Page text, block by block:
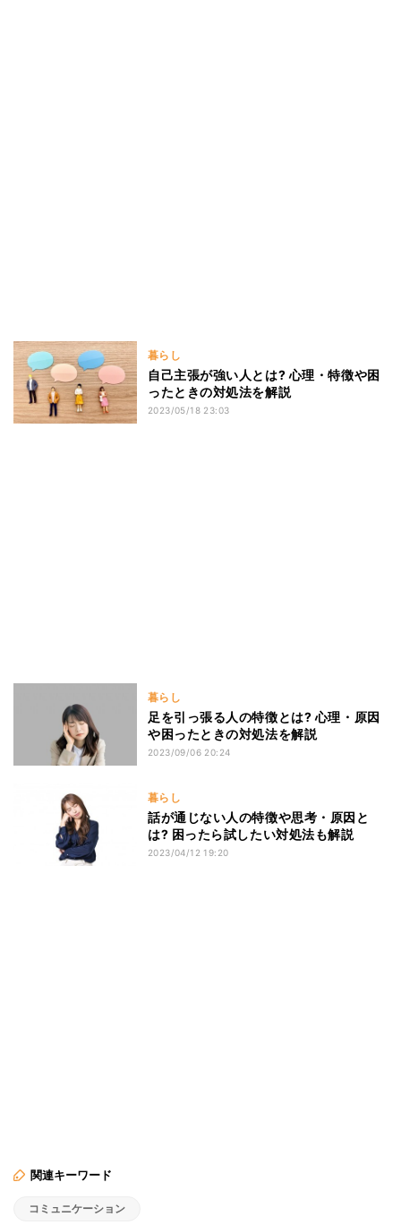
暮らし
自己主張が強い人とは? 心理・特徴や困
ったときの対処法を解説
2023/05/18 23:03
暮らし
足を引っ張る人の特徴とは? 心理・原因
や困ったときの対処法を解説
2023/09/06 20:24
暮らし
話が通じない人の特徴や思考・原因と
は? 困ったら試したい対処法も解説
2023/04/12 19:20
関連キーワード
コミュニケーション